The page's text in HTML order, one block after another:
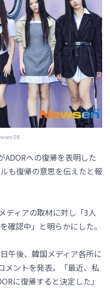
DB
ADORへの復帰を表明した
も復帰の意思を伝えたと報
ディアの取材に対し「3人
確認中」と明らかにした。
午後、韓国メディア各所に
メントを発表。「最近、私
に復帰すると決定した」